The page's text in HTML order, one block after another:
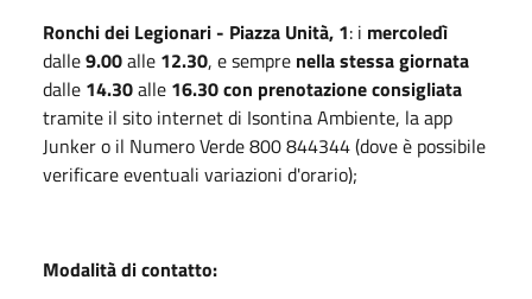
Ronchi dei Legionari - Piazza Unità, 1: i mercoledì
dalle9.00alle 12.30, e sempre nella stessa giornata
dalle 14.30alle 16.30con prenotazione consigliata
tramite il sito internet di Isontina Ambiente, la app
Junker o il Numero Verde 800 844344 (dove è possibile
verificare eventuali variazioni d'orario);
Modalità di contatto: